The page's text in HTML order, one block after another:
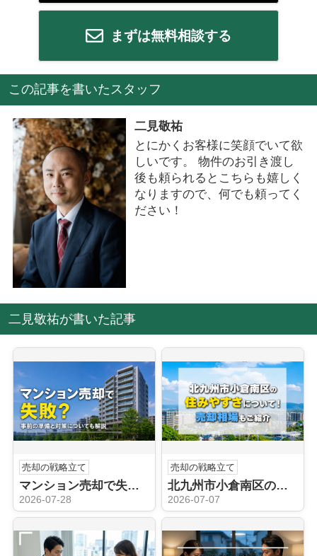
まずは無料相談する
この記事を書いたスタッフ
二見敬祐
とにかくお客様に笑顔でいて欲
しいです。 物件のお引き渡し
後も頼られるとこちらも嬉しく
なりますので、何でも頼ってく
ださい！
二見敬祐が書いた記事
売却の戦略立て
マンション売却で失敗？事前の準備と対策についても解説
2026-07-28
売却の戦略立て
北九州市小倉南区の住みやすさについて！売却相場もご紹介
2026-07-07